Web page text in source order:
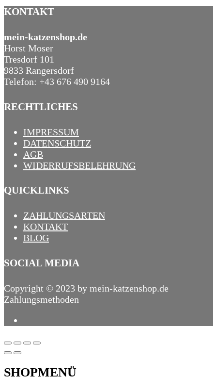
KONTAKT
mein-katzenshop.de
Horst Moser
Tresdorf 101
9833 Rangersdorf
Telefon: +43 676 490 9164
RECHTLICHES
IMPRESSUM
DATENSCHUTZ
AGB
WIDERRUFSBELEHRUNG
QUICKLINKS
ZAHLUNGSARTEN
KONTAKT
BLOG
SOCIAL MEDIA
Copyright © 2023 by mein-katzenshop.de
Zahlungsmethoden
SHOPMENÜ